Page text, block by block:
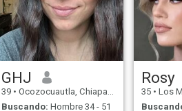
GHJ
39 • Ocozocuautla, Chiapas, México
Buscando: Hombre 34 - 51
Rosy
35 • Los